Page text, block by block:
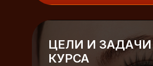
ЦЕЛИ И ЗАДАЧИ
КУРСА